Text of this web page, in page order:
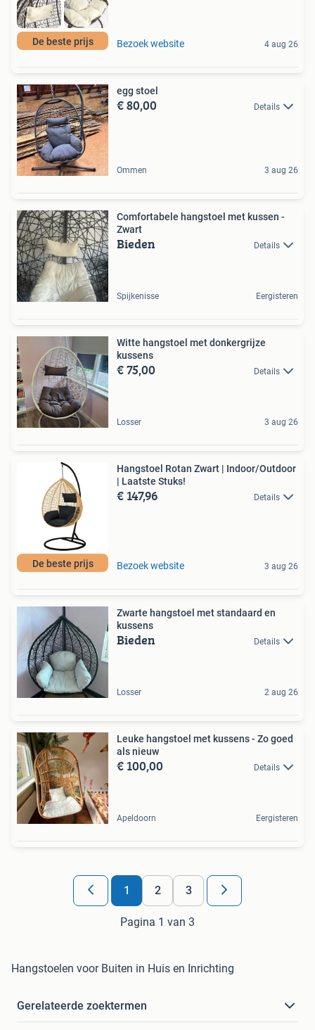
De beste prijs Bezoek website 4 aug 26
egg stoel
€ 80,00 Details
Ommen 3 aug 26
Comfortabele hangstoel met kussen -
Zwart
Bieden Details
Spijkenisse Eergisteren
Witte hangstoel met donkergrijze
kussens
€ 75,00 Details
Losser 3 aug 26
De beste prijs
Hangstoel Rotan Zwart | Indoor/Outdoor
| Laatste Stuks!
€ 147,96 Details
Bezoek website 3 aug 26
Zwarte hangstoel met standaard en
kussens
Bieden Details
Losser 2 aug 26
Leuke hangstoel met kussens - Zo goed
als nieuw
€ 100,00 Details
Apeldoorn Eergisteren
1 2 3
Pagina 1 van 3
Hangstoelen voor Buiten in Huis en Inrichting
Gerelateerde zoektermen